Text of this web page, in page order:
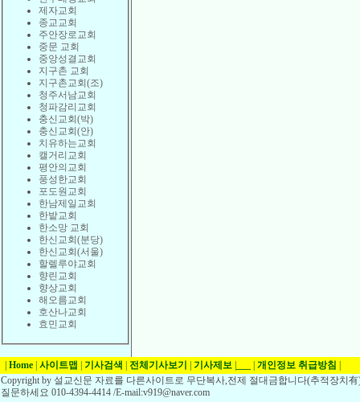
제자교회
종교교회
주안장로교회
중문 교회
중앙성결교회
지구촌 교회
지구촌교회(조)
청주서남교회
청파감리교회
충신교회(박)
충신교회(안)
치유하는교회
캘거리교회
평안의교회
풍성한교회
포도원교회
한남제일교회
한밭교회
한소망 교회
한신교회(분당)
한신교회(서울)
할렐루야교회
향린교회
향상교회
해오름교회
호산나교회
효민교회
Home 사이트맵 기사검색 전체기사보기 기사제보 개인정보 취급방침
Copyright by 설교신문 자료를 다른사이트로 무단복사,전제 절대금합니다(추적장치
질문하세요 010-4394-4414 /E-mail:v919@naver.com